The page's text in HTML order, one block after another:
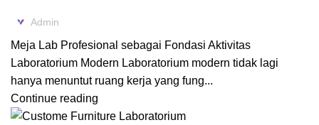
Admin
Meja Lab Profesional sebagai Fondasi Aktivitas
Laboratorium Modern Laboratorium modern tidak lagi
hanya menuntut ruang kerja yang fung...
Continue reading